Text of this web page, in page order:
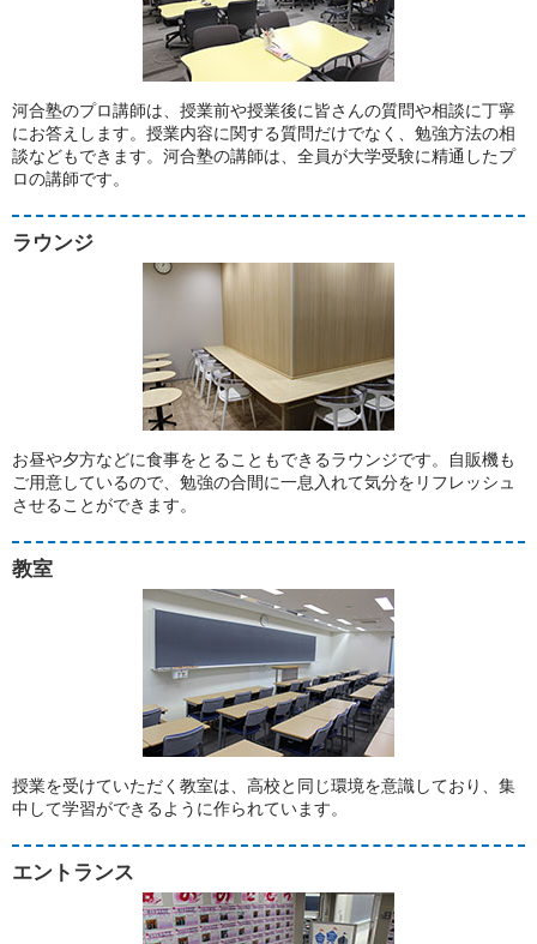
河合塾のプロ講師は、授業前や授業後に皆さんの質問や相談に丁寧
にお答えします。授業内容に関する質問だけでなく、勉強方法の相
談などもできます。河合塾の講師は、全員が大学受験に精通したプ
ロの講師です。
ラウンジ
お昼や夕方などに食事をとることもできるラウンジです。自販機も
ご用意しているので、勉強の合間に一息入れて気分をリフレッシュ
させることができます。
教室
授業を受けていただく教室は、高校と同じ環境を意識しており、集
中して学習ができるように作られています。
エントランス